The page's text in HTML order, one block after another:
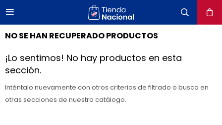

NO SE HAN RECUPERADO PRODUCTOS
¡Lo sentimos! No hay productos en esta
sección.
Inténtalo nuevamente con otros criterios de filtrado o busca en
otras secciones de nuestro catálogo.
close